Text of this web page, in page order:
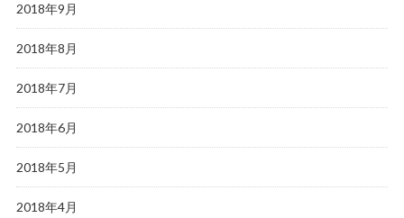
2018年9月
2018年8月
2018年7月
2018年6月
2018年5月
2018年4月